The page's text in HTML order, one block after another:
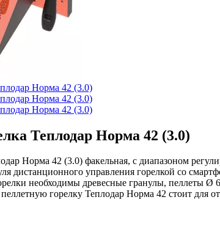
Теплодар Норма 42 (3.0)
Норма 42 (3.0) факельная, с диапазоном
дистанционного управления горелкой со
необходимы древесные гранулы, пеллеты Ø
горелку Теплодар Норма 42 стоит для